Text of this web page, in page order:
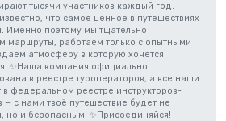
тысячи участников каждый год.
что самое ценное в путешествиях
Именно поэтому мы тщательно
маршруты, работаем только с опытными
атмосферу в которую хочется
✨Наша компания официально
в реестре туроператоров, а все наши
в федеральном реестре инструкторов-
— с нами твоё путешествие будет не
но и безопасным. ✨Присоединяйся!